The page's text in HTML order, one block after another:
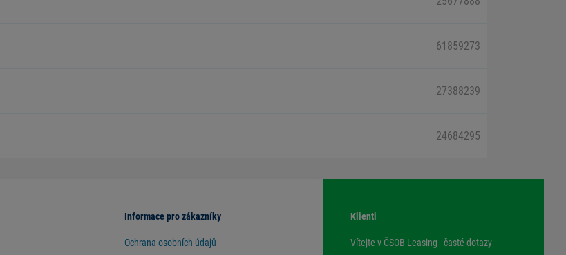
61859273
27388239
24684295
Informace pro zákazníky
Ochrana osobních údajů
Klienti
Vítejte v ČSOB Leasing - časté dotazy